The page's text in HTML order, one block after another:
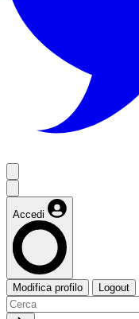
Accedi
Modifica profilo Logout